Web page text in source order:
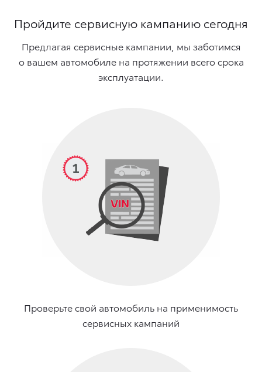
Пройдите сервисную кампанию сегодня
Предлагая сервисные кампании, мы заботимся
о вашем автомобиле на протяжении всего срока
эксплуатации.
Проверьте свой автомобиль на применимость
сервисных кампаний